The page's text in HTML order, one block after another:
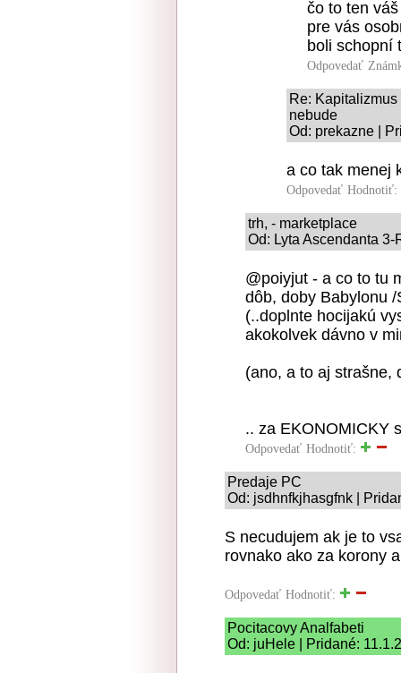
čo to ten
pre vás
boli schopní
Odpovedať
Re:
nebude
Od: prekazne |
a co tak menej
Odpovedať Hodnotiť:
trh, - marketplace
Od: Lyta Ascendanta
@poiyjut - a co to tu
dôb, doby Babylonu
(..doplnte hocijakú
akokolvek dávno v
(ano, a to aj strašne,
.. za EKONOMICKY
Odpovedať Hodnotiť:
Predaje PC
Od: jsdhnfkjhasgfnk |
S necudujem ak je to
rovnako ako za korony
Odpovedať Hodnotiť:
Pocitacovy Analfabeti
Od: juHele | Pridané: